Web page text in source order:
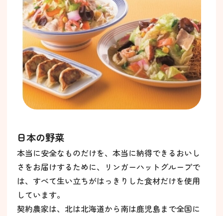
日本の野菜
本当に安全なものだけを、本当に納得できるおいし
さをお届けするために、リンガーハットグループで
は、すべて生い立ちがはっきりした食材だけを使用
しています。
契約農家は、北は北海道から南は鹿児島まで全国に